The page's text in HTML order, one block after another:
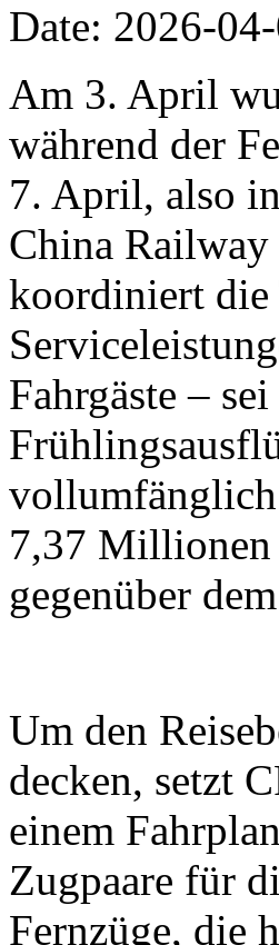
Date: 2026-
Am 3. April
während der
7. April, also
China
koordiniert die
Fahrgäste –
7,37 Millionen
gegenüber
Um den
decken, setzt
einem
Zugpaare für
Fernzüge, die